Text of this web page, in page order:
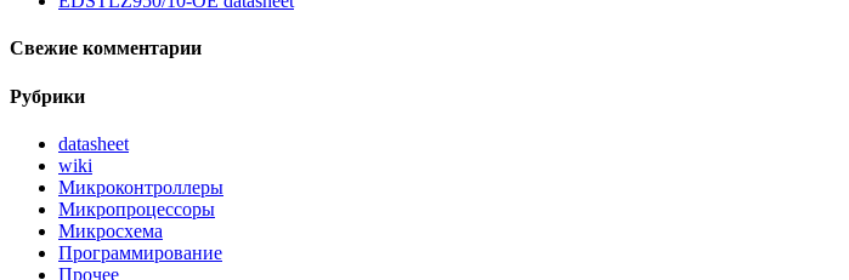
Свежие комментарии
Рубрики
datasheet
wiki
Микроконтроллеры
Микропроцессоры
Микросхема
Программирование
Прочее